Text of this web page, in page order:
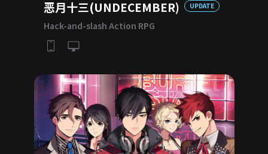
恶月十三(UNDECEMBER) UPDATE
Hack-and-slash Action RPG